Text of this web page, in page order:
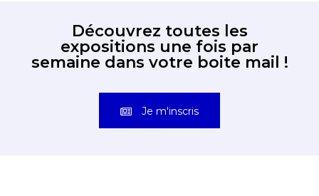
Découvrez toutes les
expositions une fois par
semaine dans votre boite mail !
Je m'inscris